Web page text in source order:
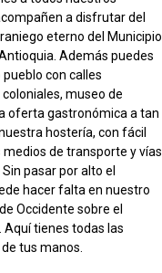
a disfrutar del
eterno del Municipio
Además puedes
con calles
museo de
oferta gastronómica a tan
hostería, con fácil
de transporte y vías
pasar por alto el
hacer falta en nuestro
Occidente sobre el
Aquí tienes todas las
tus manos.